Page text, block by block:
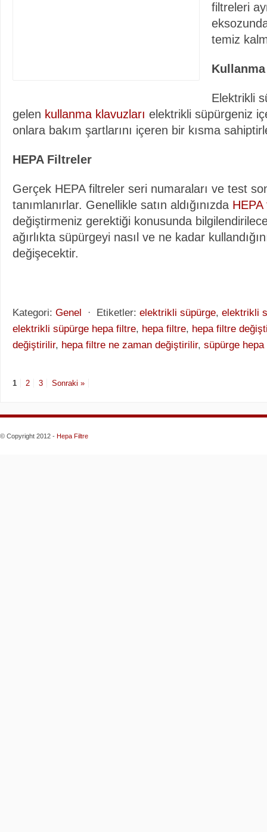
filtreleri
temiz
Elektrikli
gelen kullanma klavuzları elektrikli süpürgeniz
onlara bakım şartlarını içeren bir kısma
HEPA Filtreler
Gerçek HEPA filtreler seri numaraları ve test
tanımlanırlar. Genellikle satın aldığınızda HEPA
değiştirmeniz gerektiği konusunda
ağırlıkta süpürgeyi nasıl ve ne kadar
değişecektir.
Kategori: Genel ⋅ Etiketler: elektrikli süpürge, elektrikli
elektrikli süpürge hepa filtre, hepa filtre, hepa filtre
değiştirilir, hepa filtre ne zaman değiştirilir, süpürge
1 2 3 Sonraki »
© Copyright 2012 - Hepa Filtre